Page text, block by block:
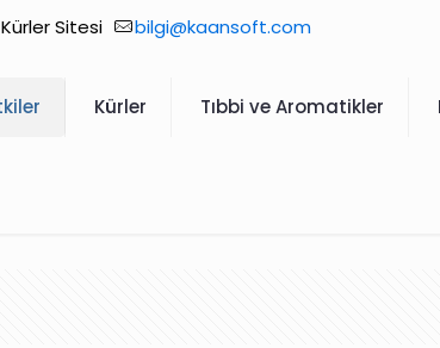
Sitesi bilgi@kaansoft.com
Kürler Tıbbi ve Aromatikler